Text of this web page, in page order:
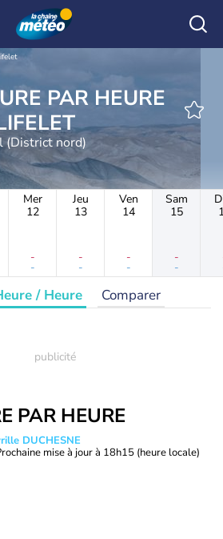
PAR HEURE
(District nord)
Mer
12
-
-
Jeu
13
-
-
Ven
14
-
-
Sam
15
-
-
/ Heure Comparer
PAR HEURE
DUCHESNE
mise à jour à 18h15 (heure locale)